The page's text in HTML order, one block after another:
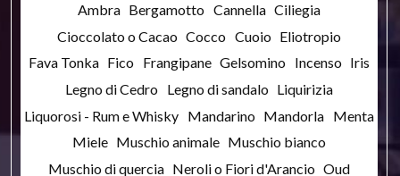
Ambra Bergamotto Cannella Ciliegia
Cioccolato o Cacao Cocco Cuoio Eliotropio
Fava Tonka Fico Frangipane Gelsomino Incenso Iris
Legno di Cedro Legno di sandalo Liquirizia
Liquorosi - Rum e Whisky Mandarino Mandorla Menta
Miele Muschio animale Muschio bianco
Muschio di quercia Neroli o Fiori d'Arancio Oud